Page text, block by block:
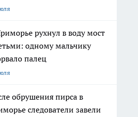
рухнул в воду мост
одному мальчику
палец
обрушения пирса в
следователи завели